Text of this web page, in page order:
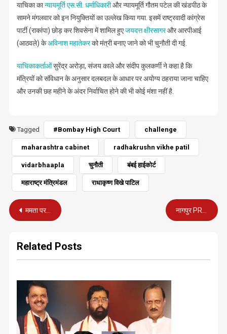
याचिका कान्यायमूर्ति एस.सी. धर्माधिकारीऔर न्यायमूर्ति गौतम पटेल की खंडपीठ के
सामने मंगलवार को इन नियुक्तियों का उल्लेख किया गया. इसमें राष्ट्रवादी कांग्रेस
पार्टी (राकांपा) छोड़ कर शिवसेना में शामिल हुएजयदत्त क्षीरसागरऔर आरपीआई
(आठवले) केअविनाश महातेकरको मंत्री बनाए जाने को भी चुनौती दी गई.
याचिकाकर्ताओंसुरेंद्र अरोड़ा, संजय काले और संदीप कुलकर्णी ने कहा है कि
मंत्रियों को संविधान के अनुसार दलबदल के आधार पर अयोग्य ठहराया जाना चाहिए
और उनकी छह महीने के अंदर निर्वाचित होने की भी कोई मंशा नहीं है.
Tagged #Bombay High Court challenge
maharashtra cabinet radhakrushn vikhe patil
vidarbhaapla चुनौती बंबई हाईकोर्ट
महाराष्ट्र मंत्रिमंडल राधाकृष्‍ण विखे पाटिल
Post
ममता पर भागवत का हमला : कहा ऐसा व्यक्ति शासक के लायक नहीं
Related Posts